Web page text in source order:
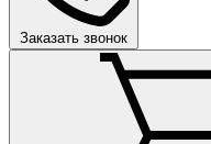
Заказать звонок